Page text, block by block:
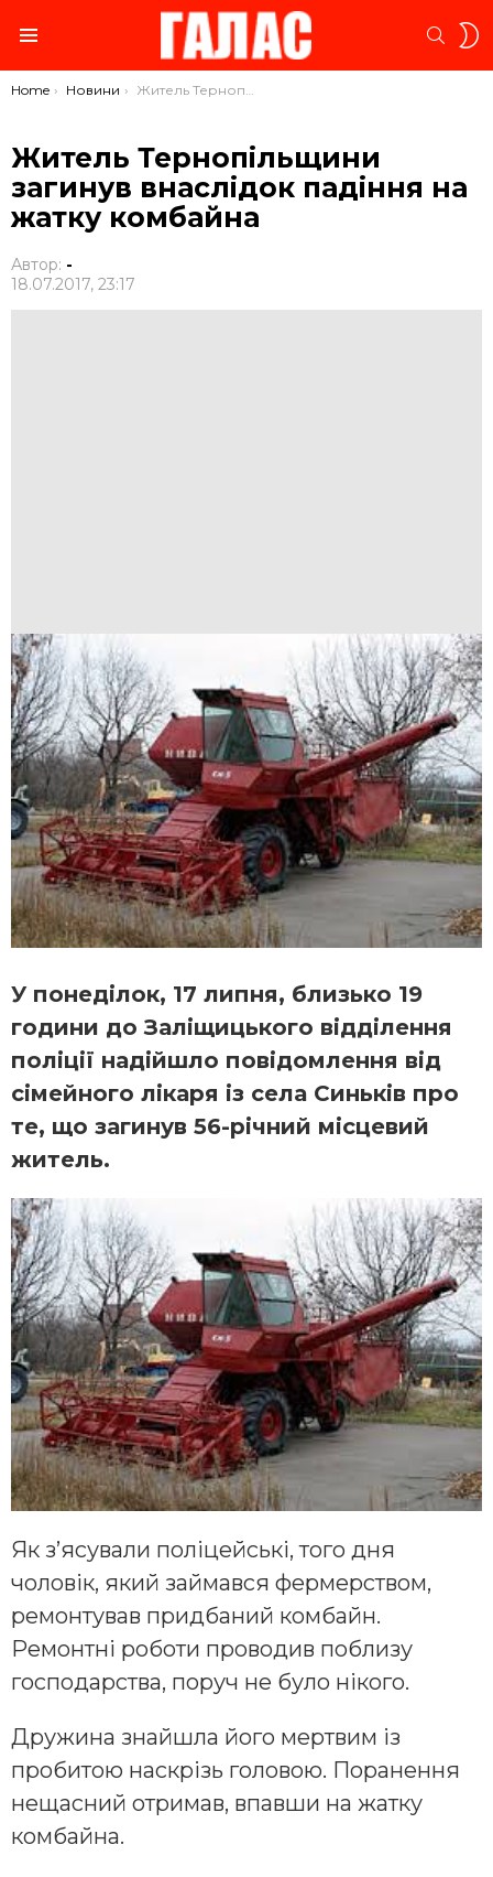
You are here:
Home Новини Житель Тернопільщини загинув внаслідок падіння на жатку комбайна
Житель Тернопільщини
загинув внаслідок падіння на
жатку комбайна
Автор: -
18.07.2017, 23:17
У понеділок, 17 липня, близько 19
години до Заліщицького відділення
поліції надійшло повідомлення від
сімейного лікаря із села Синьків про
те, що загинув 56-річний місцевий
житель.
Як з’ясували поліцейські, того дня
чоловік, який займався фермерством,
ремонтував придбаний комбайн.
Ремонтні роботи проводив поблизу
господарства, поруч не було нікого.
Дружина знайшла його мертвим із
пробитою наскрізь головою. Поранення
нещасний отримав, впавши на жатку
комбайна.